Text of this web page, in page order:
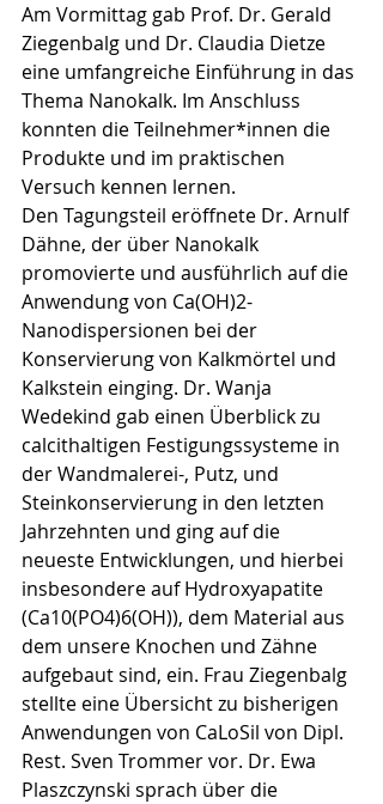
Am Vormittag gab Prof. Dr. Gerald
Ziegenbalg und Dr. Claudia Dietze
eine umfangreiche Einführung in das
Thema Nanokalk. Im Anschluss
konnten die Teilnehmer*innen die
Produkte und im praktischen
Versuch kennen lernen.
Den Tagungsteil eröffnete Dr. Arnulf
Dähne, der über Nanokalk
promovierte und ausführlich auf die
Anwendung von Ca(OH)2-
Nanodispersionen bei der
Konservierung von Kalkmörtel und
Kalkstein einging. Dr. Wanja
Wedekind gab einen Überblick zu
calcithaltigen Festigungssysteme in
der Wandmalerei-, Putz, und
Steinkonservierung in den letzten
Jahrzehnten und ging auf die
neueste Entwicklungen, und hierbei
insbesondere auf Hydroxyapatite
(Ca10(PO4)6(OH)), dem Material aus
dem unsere Knochen und Zähne
aufgebaut sind, ein. Frau Ziegenbalg
stellte eine Übersicht zu bisherigen
Anwendungen von CaLoSil von Dipl.
Rest. Sven Trommer vor. Dr. Ewa
Plaszczynski sprach über die